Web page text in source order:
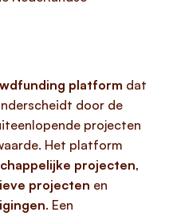
platform dat
door de
projecten
Het platform
projecten,
projecten en
. Een